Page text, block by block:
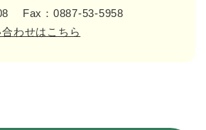
Fax：0887-53-5958
わせはこちら